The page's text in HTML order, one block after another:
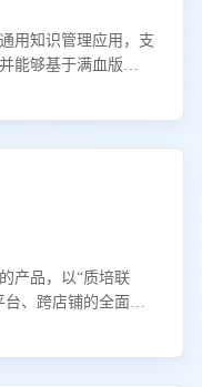
用知识管理应用，支
能够基于满血版
资源。通过该产品，
产品，以“质培联
、跨店铺的全面、